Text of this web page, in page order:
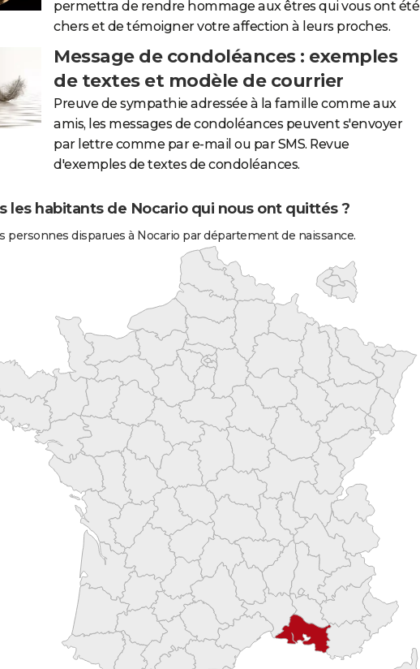
permettra de rendre hommage aux êtres qui vous ont été
chers et de témoigner votre affection à leurs proches.
Message de condoléances : exemples
de textes et modèle de courrier
Preuve de sympathie adressée à la famille comme aux
amis, les messages de condoléances peuvent s'envoyer
par lettre comme par e-mail ou par SMS. Revue
d'exemples de textes de condoléances.
les habitants de Nocario qui nous ont quittés ?
personnes disparues à Nocario par département de naissance.